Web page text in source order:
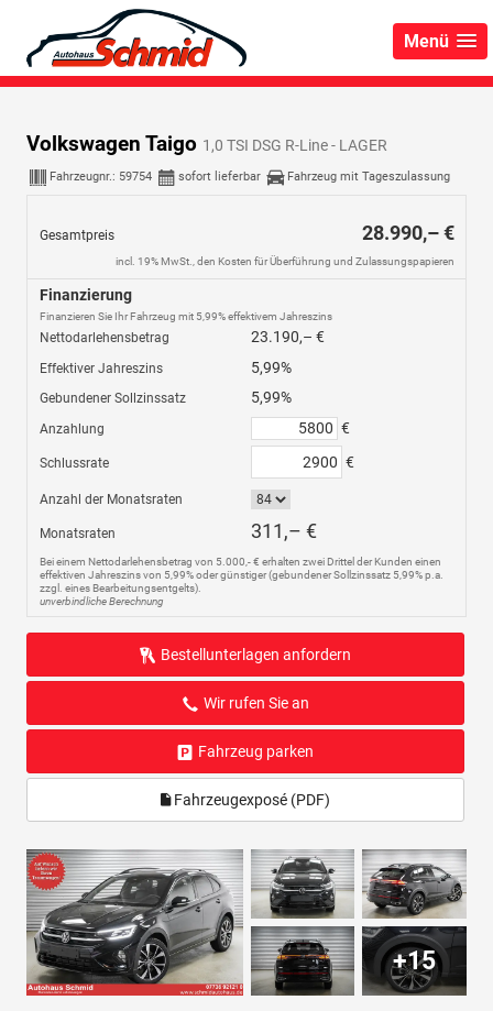
Menü
Volkswagen Taigo 1,0 TSI DSG R-Line - LAGER
Fahrzeugnr.: 59754 sofort lieferbar Fahrzeug mit Tageszulassung
Gesamtpreis 28.990,– €
incl. 19% MwSt., den Kosten für Überführung und Zulassungspapieren
Finanzierung
Finanzieren Sie Ihr Fahrzeug mit 5,99% effektivem Jahreszins
Nettodarlehensbetrag 23.190,– €
Effektiver Jahreszins 5,99%
Gebundener Sollzinssatz 5,99%
Anzahlung €
Schlussrate €
Anzahl der Monatsraten
Monatsraten 311,– €
Bei einem Nettodarlehensbetrag von 5.000,- € erhalten zwei Drittel der Kunden einen
effektiven Jahreszins von 5,99% oder günstiger (gebundener Sollzinssatz 5,99% p.a.
zzgl. eines Bearbeitungsentgelts).
unverbindliche Berechnung
Bestellunterlagen anfordern
Wir rufen Sie an
Fahrzeug parken
Fahrzeugexposé (PDF)
+15